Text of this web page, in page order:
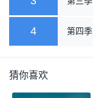
4 第四季
猜你喜欢